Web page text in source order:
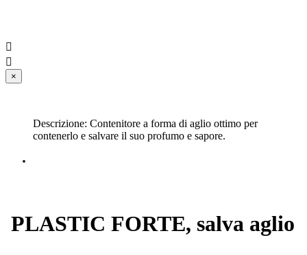


×
Descrizione: Contenitore a forma di aglio ottimo per
contenerlo e salvare il suo profumo e sapore.
PLASTIC FORTE, salva aglio